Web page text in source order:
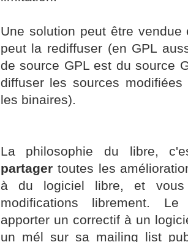
Une solution peut être
peut la rediffuser (en GPL
de source GPL est du source
diffuser les sources
les binaires).
La philosophie du libre,
partagertoutes les
à du logiciel libre, et vous
modifications librement.
apporter un correctif à un
un mél sur sa mailing list